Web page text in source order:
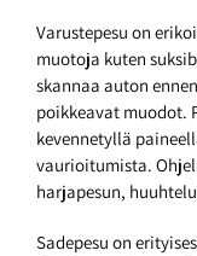
Varustepesu on
muotoja kuten
skannaa auton
poikkeavat muodot.
kevennetyllä
vaurioitumista.
harjapesun,
Sadepesu on